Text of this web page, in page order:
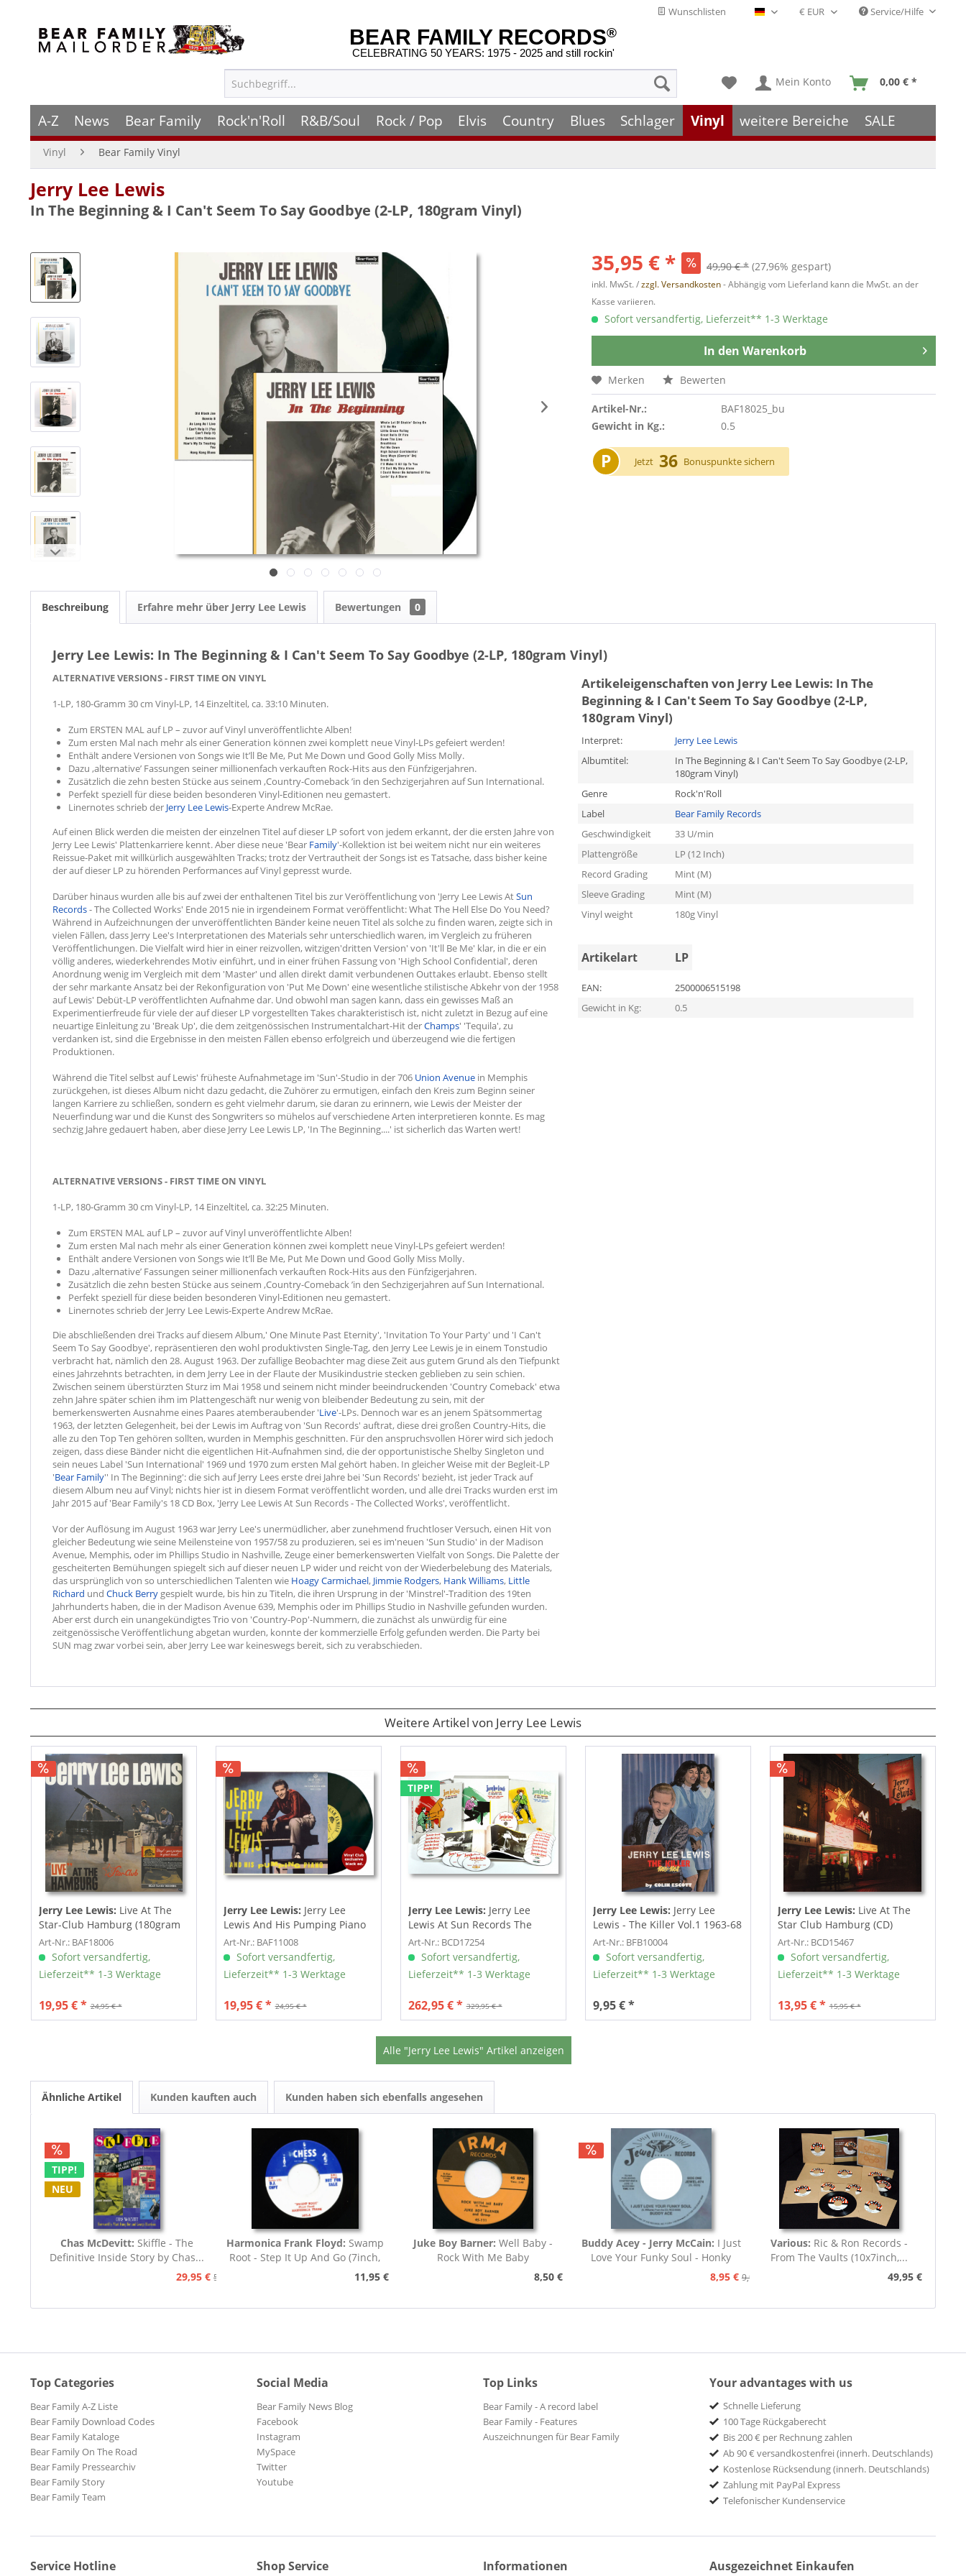
Wunschlisten Deutsch - DE Service/Hilfe
BEAR FAMILY RECORDS®
CELEBRATING 50 YEARS: 1975 - 2025 and still rockin'
Mein Konto 0,00 € *
A-Z News Bear Family Rock'n'Roll R&B/Soul Rock / Pop Elvis Country Blues Schlager Vinyl weitere Bereiche SALE
Vinyl Bear Family Vinyl
Jerry Lee Lewis
In The Beginning & I Can't Seem To Say Goodbye (2-LP, 180gram Vinyl)
35,95 € * 49,90 € * (27,96% gespart)
inkl. MwSt. /zzgl. Versandkosten- Abhängig vom Lieferland kann die MwSt. an der
Kasse variieren.
Sofort versandfertig, Lieferzeit** 1-3 Werktage
In den Warenkorb
Merken Bewerten
Artikel-Nr.:
BAF18025_bu
Gewicht in Kg.:
0.5
P Jetzt 36 Bonuspunkte sichern
Beschreibung Erfahre mehr über Jerry Lee Lewis Bewertungen 0
Jerry Lee Lewis: In The Beginning & I Can't Seem To Say Goodbye (2-LP, 180gram Vinyl)
ALTERNATIVE VERSIONS - FIRST TIME ON VINYL
1-LP, 180-Gramm 30 cm Vinyl-LP, 14 Einzeltitel, ca. 33:10 Minuten.
Zum ERSTEN MAL auf LP – zuvor auf Vinyl unveröffentlichte Alben!
Zum ersten Mal nach mehr als einer Generation können zwei komplett neue Vinyl-LPs gefeiert werden!
Enthält andere Versionen von Songs wie It’ll Be Me, Put Me Down und Good Golly Miss Molly.
Dazu ‚alternative’ Fassungen seiner millionenfach verkauften Rock-Hits aus den Fünfzigerjahren.
Zusätzlich die zehn besten Stücke aus seinem ‚Country-Comeback ’in den Sechzigerjahren auf Sun International.
Perfekt speziell für diese beiden besonderen Vinyl-Editionen neu gemastert.
Linernotes schrieb der Jerry Lee Lewis-Experte Andrew McRae.
Auf einen Blick werden die meisten der einzelnen Titel auf dieser LP sofort von jedem erkannt, der die ersten Jahre von
Jerry Lee Lewis' Plattenkarriere kennt. Aber diese neue 'Bear Family'-Kollektion ist bei weitem nicht nur ein weiteres
Reissue-Paket mit willkürlich ausgewählten Tracks; trotz der Vertrautheit der Songs ist es Tatsache, dass bisher keine
der auf dieser LP zu hörenden Performances auf Vinyl gepresst wurde.
Darüber hinaus wurden alle bis auf zwei der enthaltenen Titel bis zur Veröffentlichung von 'Jerry Lee Lewis AtSun
Records- The Collected Works' Ende 2015 nie in irgendeinem Format veröffentlicht: What The Hell Else Do You Need?
Während in Aufzeichnungen der unveröffentlichten Bänder keine neuen Titel als solche zu finden waren, zeigte sich in
vielen Fällen, dass Jerry Lee's Interpretationen des Materials sehr unterschiedlich waren, im Vergleich zu früheren
Veröffentlichungen. Die Vielfalt wird hier in einer reizvollen, witzigen'dritten Version' von 'It'll Be Me' klar, in die er ein
völlig anderes, wiederkehrendes Motiv einführt, und in einer frühen Fassung von 'High School Confidential', deren
Anordnung wenig im Vergleich mit dem 'Master' und allen direkt damit verbundenen Outtakes erlaubt. Ebenso stellt
der sehr markante Ansatz bei der Rekonfiguration von 'Put Me Down' eine wesentliche stilistische Abkehr von der 1958
auf Lewis' Debüt-LP veröffentlichten Aufnahme dar. Und obwohl man sagen kann, dass ein gewisses Maß an
Experimentierfreude für viele der auf dieser LP vorgestellten Takes charakteristisch ist, nicht zuletzt in Bezug auf eine
neuartige Einleitung zu 'Break Up', die dem zeitgenössischen Instrumentalchart-Hit derChamps' 'Tequila', zu
verdanken ist, sind die Ergebnisse in den meisten Fällen ebenso erfolgreich und überzeugend wie die fertigen
Produktionen.
Während die Titel selbst auf Lewis' früheste Aufnahmetage im 'Sun'-Studio in der 706 Union Avenue in Memphis
zurückgehen, ist dieses Album nicht dazu gedacht, die Zuhörer zu ermutigen, einfach den Kreis zum Beginn seiner
langen Karriere zu schließen, sondern es geht vielmehr darum, sie daran zu erinnern, wie Lewis der Meister der
Neuerfindung war und die Kunst des Songwriters so mühelos auf verschiedene Arten interpretieren konnte. Es mag
sechzig Jahre gedauert haben, aber diese Jerry Lee Lewis LP, 'In The Beginning....' ist sicherlich das Warten wert!
ALTERNATIVE VERSIONS - FIRST TIME ON VINYL
1-LP, 180-Gramm 30 cm Vinyl-LP, 14 Einzeltitel, ca. 32:25 Minuten.
Zum ERSTEN MAL auf LP – zuvor auf Vinyl unveröffentlichte Alben!
Zum ersten Mal nach mehr als einer Generation können zwei komplett neue Vinyl-LPs gefeiert werden!
Enthält andere Versionen von Songs wie It’ll Be Me, Put Me Down und Good Golly Miss Molly.
Dazu ‚alternative’ Fassungen seiner millionenfach verkauften Rock-Hits aus den Fünfzigerjahren.
Zusätzlich die zehn besten Stücke aus seinem ‚Country-Comeback ’in den Sechzigerjahren auf Sun International.
Perfekt speziell für diese beiden besonderen Vinyl-Editionen neu gemastert.
Linernotes schrieb der Jerry Lee Lewis-Experte Andrew McRae.
Die abschließenden drei Tracks auf diesem Album,' One Minute Past Eternity', 'Invitation To Your Party' und 'I Can't
Seem To Say Goodbye', repräsentieren den wohl produktivsten Single-Tag, den Jerry Lee Lewis je in einem Tonstudio
verbracht hat, nämlich den 28. August 1963. Der zufällige Beobachter mag diese Zeit aus gutem Grund als den Tiefpunkt
eines Jahrzehnts betrachten, in dem Jerry Lee in der Flaute der Musikindustrie stecken geblieben zu sein schien.
Zwischen seinem überstürzten Sturz im Mai 1958 und seinem nicht minder beeindruckenden 'Country Comeback' etwa
zehn Jahre später schien ihm im Plattengeschäft nur wenig von bleibender Bedeutung zu sein, mit der
bemerkenswerten Ausnahme eines Paares atemberaubender 'Live'-LPs. Dennoch war es an jenem Spätsommertag
1963, der letzten Gelegenheit, bei der Lewis im Auftrag von 'Sun Records' auftrat, diese drei großen Country-Hits, die
alle zu den Top Ten gehören sollten, wurden in Memphis geschnitten. Für den anspruchsvollen Hörer wird sich jedoch
zeigen, dass diese Bänder nicht die eigentlichen Hit-Aufnahmen sind, die der opportunistische Shelby Singleton und
sein neues Label 'Sun International' 1969 und 1970 zum ersten Mal gehört haben. In gleicher Weise mit der Begleit-LP
'Bear Family'' In The Beginning': die sich auf Jerry Lees erste drei Jahre bei 'Sun Records' bezieht, ist jeder Track auf
diesem Album neu auf Vinyl; nichts hier ist in diesem Format veröffentlicht worden, und alle drei Tracks wurden erst im
Jahr 2015 auf 'Bear Family's 18 CD Box, 'Jerry Lee Lewis At Sun Records - The Collected Works', veröffentlicht.
Vor der Auflösung im August 1963 war Jerry Lee's unermüdlicher, aber zunehmend fruchtloser Versuch, einen Hit von
gleicher Bedeutung wie seine Meilensteine von 1957/58 zu produzieren, sei es im'neuen 'Sun Studio' in der Madison
Avenue, Memphis, oder im Phillips Studio in Nashville, Zeuge einer bemerkenswerten Vielfalt von Songs. Die Palette der
gescheiterten Bemühungen spiegelt sich auf dieser neuen LP wider und reicht von der Wiederbelebung des Materials,
das ursprünglich von so unterschiedlichen Talenten wie Hoagy Carmichael, Jimmie Rodgers, Hank Williams, Little
Richard und Chuck Berry gespielt wurde, bis hin zu Titeln, die ihren Ursprung in der 'Minstrel'-Tradition des 19ten
Jahrhunderts haben, die in der Madison Avenue 639, Memphis oder im Phillips Studio in Nashville gefunden wurden.
Aber erst durch ein unangekündigtes Trio von 'Country-Pop'-Nummern, die zunächst als unwürdig für eine
zeitgenössische Veröffentlichung abgetan wurden, konnte der kommerzielle Erfolg gefunden werden. Die Party bei
SUN mag zwar vorbei sein, aber Jerry Lee war keineswegs bereit, sich zu verabschieden.
Artikeleigenschaften von Jerry Lee Lewis: In The
Beginning & I Can't Seem To Say Goodbye (2-LP,
180gram Vinyl)
Interpret:
Jerry Lee Lewis
Albumtitel:
In The Beginning & I Can't Seem To Say Goodbye (2-LP,
180gram Vinyl)
Genre
Rock'n'Roll
Label
Bear Family Records
Geschwindigkeit
33 U/min
Plattengröße
LP (12 Inch)
Record Grading
Mint (M)
Sleeve Grading
Mint (M)
Vinyl weight
180g Vinyl
Artikelart LP
EAN:
2500006515198
Gewicht in Kg:
0.5
Weitere Artikel von Jerry Lee Lewis
Jerry Lee Lewis: Live At The
Star-Club Hamburg (180gram
vinyl)
Art-Nr.: BAF18006
Sofort versandfertig,
Lieferzeit** 1-3 Werktage
24,95 € *
19,95 € *
Jerry Lee Lewis: Jerry Lee
Lewis And His Pumping Piano
(LP,...
Art-Nr.: BAF11008
Sofort versandfertig,
Lieferzeit** 1-3 Werktage
24,95 € *
19,95 € *
TIPP!
Jerry Lee Lewis: Jerry Lee
Lewis At Sun Records The
Collected...
Art-Nr.: BCD17254
Sofort versandfertig,
Lieferzeit** 1-3 Werktage
329,95 € *
262,95 € *
Jerry Lee Lewis: Jerry Lee
Lewis - The Killer Vol.1 1963-68
by...
Art-Nr.: BFB10004
Sofort versandfertig,
Lieferzeit** 1-3 Werktage
9,95 € *
Jerry Lee Lewis: Live At The
Star Club Hamburg (CD)
Art-Nr.: BCD15467
Sofort versandfertig,
Lieferzeit** 1-3 Werktage
15,95 € *
13,95 € *
Alle "Jerry Lee Lewis" Artikel anzeigen
Ähnliche Artikel Kunden kauften auch Kunden haben sich ebenfalls angesehen
TIPP!
NEU
Chas McDevitt: Skiffle - The
Definitive Inside Story by Chas...
29,95 € 59,95 €
Harmonica Frank Floyd: Swamp
Root - Step It Up And Go (7inch,
11,95 €
Juke Boy Barner: Well Baby -
Rock With Me Baby
8,50 €
Buddy Acey - Jerry McCain: I Just
Love Your Funky Soul - Honky
8,95 € 9,95 €
Various: Ric & Ron Records -
From The Vaults (10x7inch,...
49,95 €
Top Categories
Bear Family A-Z Liste
Bear Family Download Codes
Bear Family Kataloge
Bear Family On The Road
Bear Family Pressearchiv
Bear Family Story
Bear Family Team
Social Media
Bear Family News Blog
Facebook
Instagram
MySpace
Twitter
Youtube
Top Links
Bear Family - A record label
Bear Family - Features
Auszeichnungen für Bear Family
Your advantages with us
Schnelle Lieferung
100 Tage Rückgaberecht
Bis 200 € per Rechnung zahlen
Ab 90 € versandkostenfrei (innerh. Deutschlands)
Kostenlose Rücksendung (innerh. Deutschlands)
Zahlung mit PayPal Express
Telefonischer Kundenservice
Service Hotline Shop Service Informationen Ausgezeichnet Einkaufen